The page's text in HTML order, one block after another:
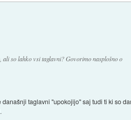
so lahko vsi taglavni? Govorimo nasplošno o
taglavni "upokojijo" saj tudi ti ki so